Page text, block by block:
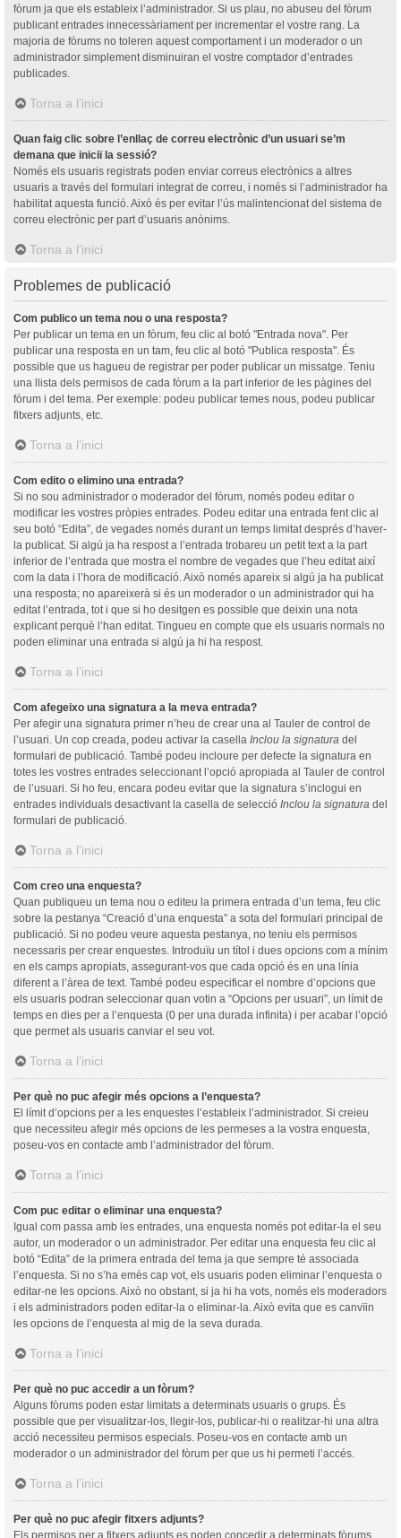
fòrum ja que els estableix l’administrador. Si us plau, no abuseu del fòrum
publicant entrades innecessàriament per incrementar el vostre rang. La
majoria de fòrums no toleren aquest comportament i un moderador o un
administrador simplement disminuiran el vostre comptador d’entrades
publicades.
Torna a l’inici
Quan faig clic sobre l’enllaç de correu electrònic d’un usuari se’m
demana que iniciï la sessió?
Només els usuaris registrats poden enviar correus electrònics a altres
usuaris a través del formulari integrat de correu, i només si l’administrador ha
habilitat aquesta funció. Això és per evitar l’ús malintencionat del sistema de
correu electrònic per part d’usuaris anònims.
Torna a l’inici
Problemes de publicació
Com publico un tema nou o una resposta?
Per publicar un tema en un fòrum, feu clic al botó "Entrada nova". Per
publicar una resposta en un tam, feu clic al botó "Publica resposta". És
possible que us hagueu de registrar per poder publicar un missatge. Teniu
una llista dels permisos de cada fòrum a la part inferior de les pàgines del
fòrum i del tema. Per exemple: podeu publicar temes nous, podeu publicar
fitxers adjunts, etc.
Torna a l’inici
Com edito o elimino una entrada?
Si no sou administrador o moderador del fòrum, només podeu editar o
modificar les vostres pròpies entrades. Podeu editar una entrada fent clic al
seu botó “Edita”, de vegades només durant un temps limitat després d’haver-
la publicat. Si algú ja ha respost a l’entrada trobareu un petit text a la part
inferior de l’entrada que mostra el nombre de vegades que l’heu editat així
com la data i l’hora de modificació. Això només apareix si algú ja ha publicat
una resposta; no apareixerà si és un moderador o un administrador qui ha
editat l’entrada, tot i que si ho desitgen es possible que deixin una nota
explicant perquè l’han editat. Tingueu en compte que els usuaris normals no
poden eliminar una entrada si algú ja hi ha respost.
Torna a l’inici
Com afegeixo una signatura a la meva entrada?
Per afegir una signatura primer n’heu de crear una al Tauler de control de
l’usuari. Un cop creada, podeu activar la casella Inclou la signatura del
formulari de publicació. També podeu incloure per defecte la signatura en
totes les vostres entrades seleccionant l’opció apropiada al Tauler de control
de l’usuari. Si ho feu, encara podeu evitar que la signatura s’inclogui en
entrades individuals desactivant la casella de selecció Inclou la signatura del
formulari de publicació.
Torna a l’inici
Com creo una enquesta?
Quan publiqueu un tema nou o editeu la primera entrada d’un tema, feu clic
sobre la pestanya “Creació d’una enquesta” a sota del formulari principal de
publicació. Si no podeu veure aquesta pestanya, no teniu els permisos
necessaris per crear enquestes. Introduïu un títol i dues opcions com a mínim
en els camps apropiats, assegurant-vos que cada opció és en una línia
diferent a l’àrea de text. També podeu especificar el nombre d’opcions que
els usuaris podran seleccionar quan votin a “Opcions per usuari”, un límit de
temps en dies per a l’enquesta (0 per una durada infinita) i per acabar l’opció
que permet als usuaris canviar el seu vot.
Torna a l’inici
Per què no puc afegir més opcions a l’enquesta?
El límit d’opcions per a les enquestes l’estableix l’administrador. Si creieu
que necessiteu afegir més opcions de les permeses a la vostra enquesta,
poseu-vos en contacte amb l’administrador del fòrum.
Torna a l’inici
Com puc editar o eliminar una enquesta?
Igual com passa amb les entrades, una enquesta només pot editar-la el seu
autor, un moderador o un administrador. Per editar una enquesta feu clic al
botó “Edita” de la primera entrada del tema ja que sempre té associada
l’enquesta. Si no s’ha emès cap vot, els usuaris poden eliminar l’enquesta o
editar-ne les opcions. Això no obstant, si ja hi ha vots, només els moderadors
i els administradors poden editar-la o eliminar-la. Això evita que es canvïin
les opcions de l’enquesta al mig de la seva durada.
Torna a l’inici
Per què no puc accedir a un fòrum?
Alguns fòrums poden estar limitats a determinats usuaris o grups. És
possible que per visualitzar-los, llegir-los, publicar-hi o realitzar-hi una altra
acció necessiteu permisos especials. Poseu-vos en contacte amb un
moderador o un administrador del fòrum per que us hi permeti l’accés.
Torna a l’inici
Per què no puc afegir fitxers adjunts?
Els permisos per a fitxers adjunts es poden concedir a determinats fòrums,